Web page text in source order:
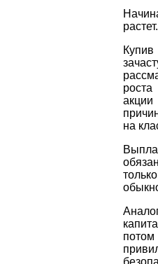
растет.
акции
на